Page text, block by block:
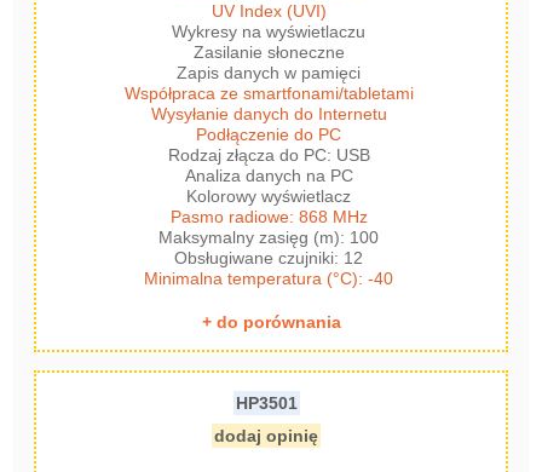
UV Index (UVI)
Wykresy na wyświetlaczu
Zasilanie słoneczne
Zapis danych w pamięci
Współpraca ze smartfonami/tabletami
Wysyłanie danych do Internetu
Podłączenie do PC
Rodzaj złącza do PC: USB
Analiza danych na PC
Kolorowy wyświetlacz
Pasmo radiowe: 868 MHz
Maksymalny zasięg (m): 100
Obsługiwane czujniki: 12
Minimalna temperatura (°C): -40
+ do porównania
HP3501
dodaj opinię